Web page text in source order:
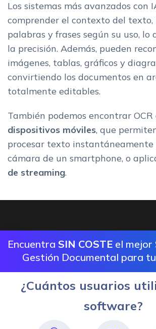
Los sistemas más avanzados con
comprender el contexto del
palabras y frases según su uso, lo
la precisión. Además, pueden
imágenes, tablas, gráficos y
convirtiendo los documentos en
totalmente editables.
También podemos encontrar
dispositivos móviles, que
procesar texto instantáneamente
cámara de un smartphone, o
de streaming.
Encuentra SIN COSTE el
Gestión Documental para
¿Cuántos usuarios
software?